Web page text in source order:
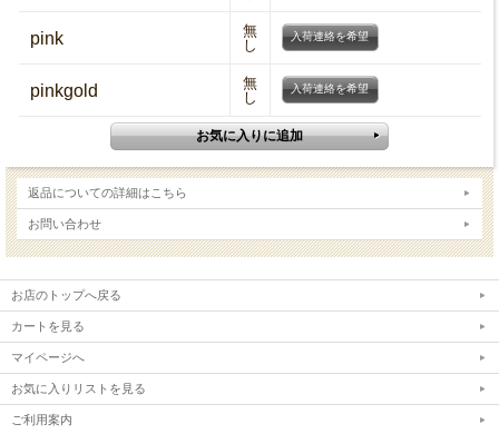
pink
無
し
入荷連絡を希望
pinkgold
無
し
入荷連絡を希望
返品についての詳細はこちら
お問い合わせ
お店のトップへ戻る
カートを見る
マイページへ
お気に入りリストを見る
ご利用案内